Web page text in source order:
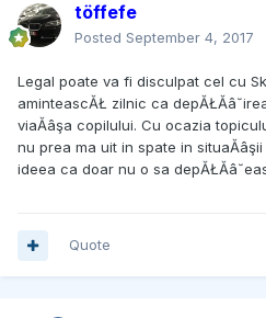
töffefe
Posted September 4, 2017
Legal poate va fi disculpat cel cu
aminteascĂŁ zilnic ca
viaĂâşa copilului. Cu ocazia
nu prea ma uit in spate in
ideea ca doar nu o sa
Quote